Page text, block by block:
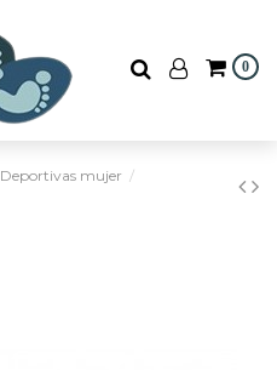
0
Deportivas mujer